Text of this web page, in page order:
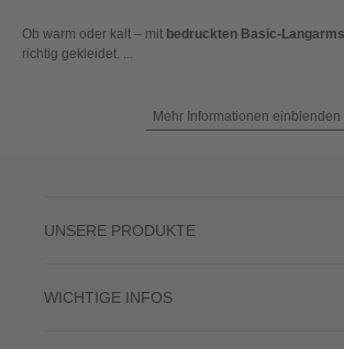
Ob warm oder kalt – mit bedruckten Basic-
richtig gekleidet. ...
Mehr Informationen einblenden
UNSERE PRODUKTE
WICHTIGE INFOS